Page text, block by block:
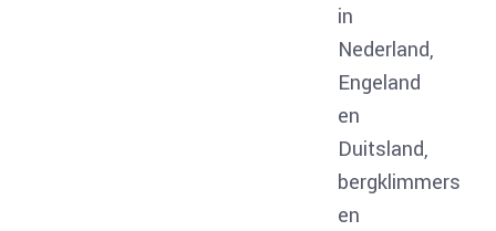
in
Nederland,
Engeland
en
Duitsland,
bergklimmers
en